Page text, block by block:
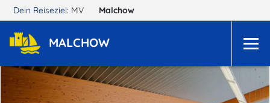
Dein Reiseziel: MV Malchow
MALCHOW